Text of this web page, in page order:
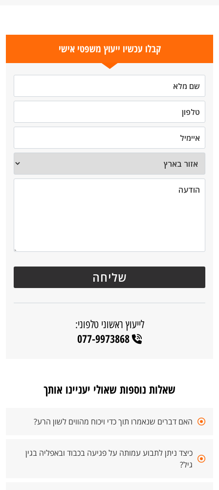
קבלו עכשיו ייעוץ משפטי אישי
לייעוץ ראשוני טלפוני:
077-9973868
שאלות נוספות שאולי יעניינו אותך
האם דברים שנאמרו תוך כדי ויכוח מהווים לשון הרע?
כיצד ניתן לתבוע עמותה על פגיעה בכבוד ובאפליה בגין
גיל?